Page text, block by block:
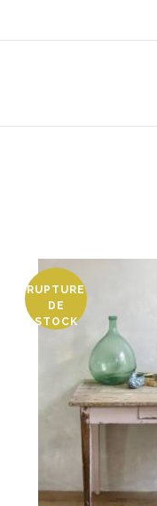
RUPTURE
DE
STOCK